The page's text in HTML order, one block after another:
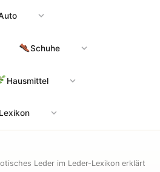
Schuhe
Hausmittel
Lexikon
Leder im Leder-Lexikon erklärt